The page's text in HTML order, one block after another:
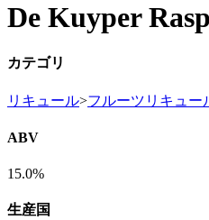
De Kuyper
カテゴリ
リキュール>フルーツリキュー
ABV
15.0%
生産国